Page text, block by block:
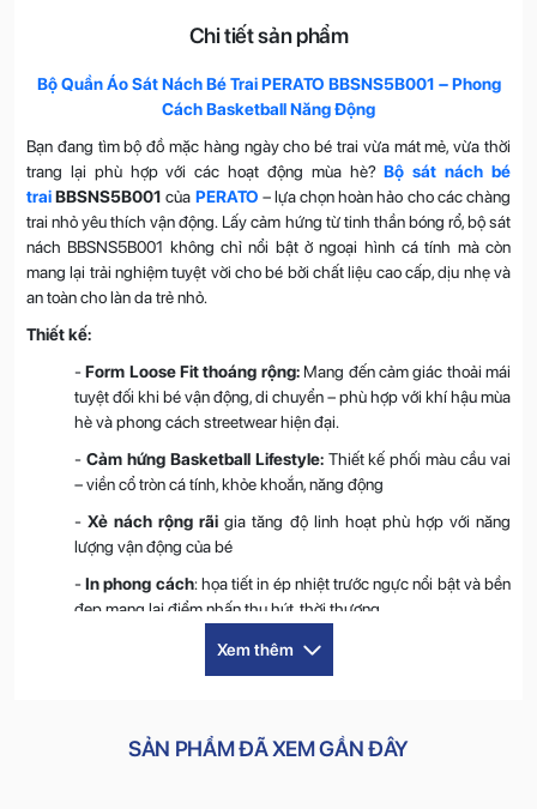
Chi tiết sản phẩm
Bộ Quần Áo Sát Nách Bé Trai PERATO BBSNS5B001 – Phong
Cách Basketball Năng Động
Bạn đang tìm bộ đồ mặc hàng ngày cho bé trai vừa mát mẻ, vừa thời
trang lại phù hợp với các hoạt động mùa hè?Bộ sát nách bé
traiBBSNS5B001 của PERATO – lựa chọn hoàn hảo cho các chàng
trai nhỏ yêu thích vận động. Lấy cảm hứng từ tinh thần bóng rổ, bộ sát
nách BBSNS5B001 không chỉ nổi bật ở ngoại hình cá tính mà còn
mang lại trải nghiệm tuyệt vời cho bé bởi chất liệu cao cấp, dịu nhẹ và
an toàn cho làn da trẻ nhỏ.
Thiết kế:
- Form Loose Fit thoáng rộng:Mang đến cảm giác thoải mái
tuyệt đối khi bé vận động, di chuyển – phù hợp với khí hậu mùa
hè và phong cách streetwear hiện đại.
- Cảm hứng Basketball Lifestyle:Thiết kế phối màu cầu vai
– viền cổ tròn cá tính, khỏe khoắn, năng động
-Xẻ nách rộng rãi gia tăng độ linh hoạt phù hợp với năng
lượng vận động của bé
-In phong cách: họa tiết in ép nhiệt trước ngực nổi bật và bền
đẹp mang lại điểm nhấn thu hút, thời thượng
Phối sườn phá cách:Đồng bộ giữa áo và quần tạo hiệu ứng
người, tạo sự thoải mái khi mặc – không lo hằn da dễ dàng điều
Xem thêm
SẢN PHẨM ĐÃ XEM GẦN ĐÂY